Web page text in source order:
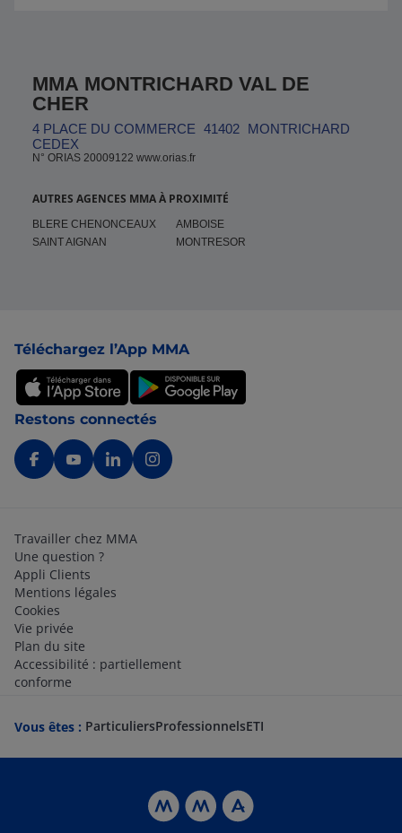
MMA MONTRICHARD VAL DE
CHER
4 PLACE DU COMMERCE 41402 MONTRICHARD
CEDEX
N° ORIAS 20009122 www.orias.fr
AUTRES AGENCES MMA À PROXIMITÉ
BLERE CHENONCEAUX
AMBOISE
SAINT AIGNAN
MONTRESOR
Téléchargez l’App MMA
Restons connectés
Travailler chez MMA
Une question ?
Appli Clients
Mentions légales
Cookies
Vie privée
Plan du site
Accessibilité : partiellement
conforme
Vous êtes : ParticuliersProfessionnelsETI